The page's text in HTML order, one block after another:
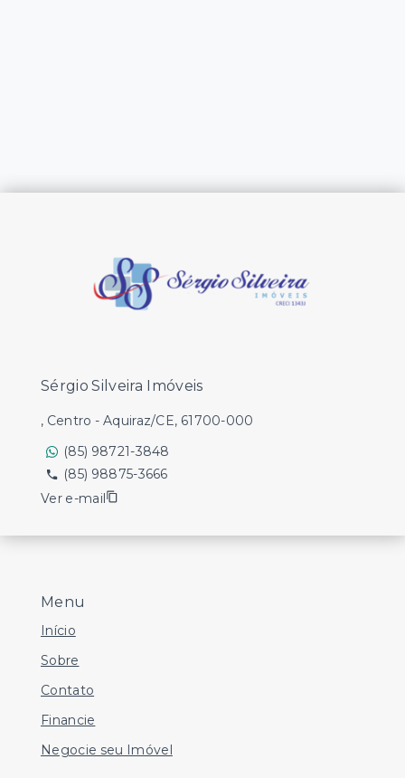
Menu
Início
Sobre
Contato
Financie
Negocie seu Imóvel
Sérgio Silveira Imóveis
, Centro - Aquiraz/CE, 61700-000
(85) 98721-3848
(85) 98875-3666
Ver e-mail